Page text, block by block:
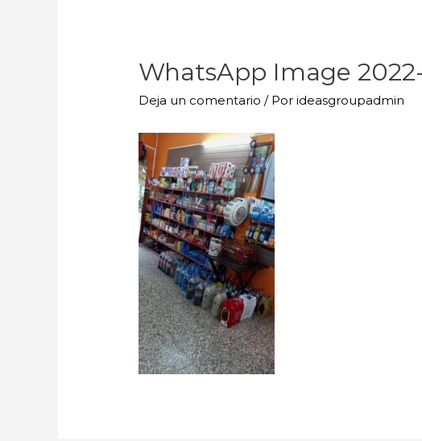
WhatsApp Image 2022-
Deja un comentario / Porideasgroupadmin